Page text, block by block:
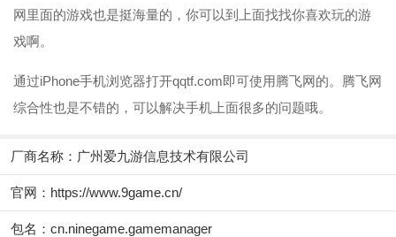
网里面的游戏也是挺海量的，你可以到上面找找你喜欢玩的游
戏啊。
通过iPhone手机浏览器打开qqtf.com即可使用腾飞网的。腾飞网
综合性也是不错的，可以解决手机上面很多的问题哦。
厂商名称： 广州爱九游信息技术有限公司
官网： https://www.9game.cn/
包名：cn.ninegame.gamemanager